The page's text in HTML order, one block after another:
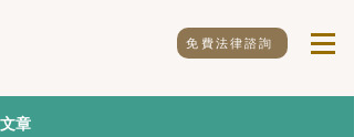
免費法律諮詢
文章